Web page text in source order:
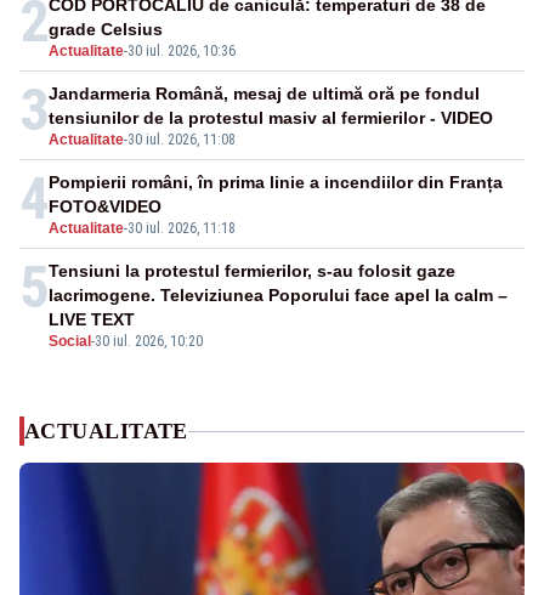
2Actualitate-30 iul. 2026, 10:36
COD PORTOCALIU de caniculă: temperaturi de 38 de
grade Celsius
3Actualitate-30 iul. 2026, 11:08
Jandarmeria Română, mesaj de ultimă oră pe fondul
tensiunilor de la protestul masiv al fermierilor - VIDEO
4Actualitate-30 iul. 2026, 11:18
Pompierii români, în prima linie a incendiilor din Franța
FOTO&VIDEO
5
Social -30 iul. 2026, 10:20
Tensiuni la protestul fermierilor, s-au folosit gaze
lacrimogene. Televiziunea Poporului face apel la calm –
LIVE TEXT
ACTUALITATE